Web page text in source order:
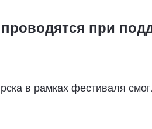
при
в рамках фестиваля